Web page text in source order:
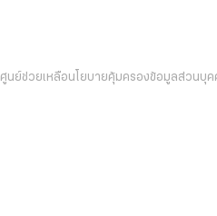
ศูนย์ช่วยเหลือนโยบายคุ้มครองข้อมูลส่วนบุค